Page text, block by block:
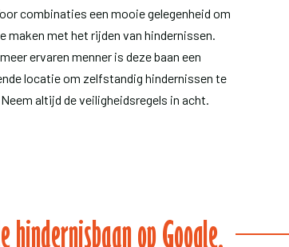
combinaties een mooie gelegenheid om
maken met het rijden van hindernissen.
ervaren menner is deze baan een
locatie om zelfstandig hindernissen te
altijd de veiligheidsregels in acht.
hindernisbaan op Google.